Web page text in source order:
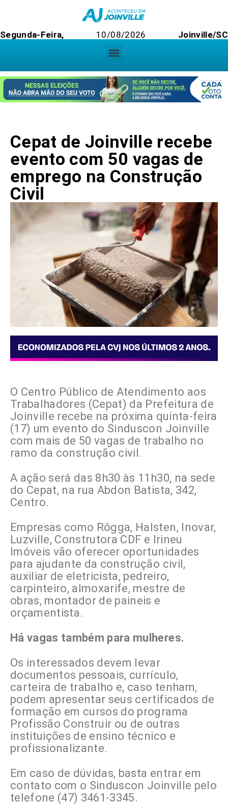
Segunda-Feira, 10/08/2026 Joinville/SC
Cepat de Joinville recebe
evento com 50 vagas de
emprego na Construção
Civil
O Centro Público de Atendimento aos
Trabalhadores (Cepat) da Prefeitura de
Joinville recebe na próxima quinta-feira
(17) um evento do Sinduscon Joinville
com mais de 50 vagas de trabalho no
ramo da construção civil.
A ação será das 8h30 às 11h30, na sede
do Cepat, na rua Abdon Batista, 342,
Centro.
Empresas como Rôgga, Halsten, Inovar,
Luzville, Construtora CDF e Irineu
Imóveis vão oferecer oportunidades
para ajudante da construção civil,
auxiliar de eletricista, pedreiro,
carpinteiro, almoxarife, mestre de
obras, montador de paineis e
orçamentista.
Há vagas também para mulheres.
Os interessados devem levar
documentos pessoais, currículo,
carteira de trabalho e, caso tenham,
podem apresentar seus certificados de
formação em cursos do programa
Profissão Construir ou de outras
instituições de ensino técnico e
profissionalizante.
Em caso de dúvidas, basta entrar em
contato com o Sinduscon Joinville pelo
telefone (47) 3461-3345.